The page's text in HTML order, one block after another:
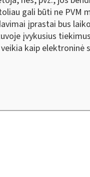
gali būti ne PVM
įprastai bus
įvykusius
kaip